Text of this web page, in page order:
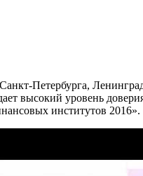
Петербурга,
высокий уровень
институтов 2016».